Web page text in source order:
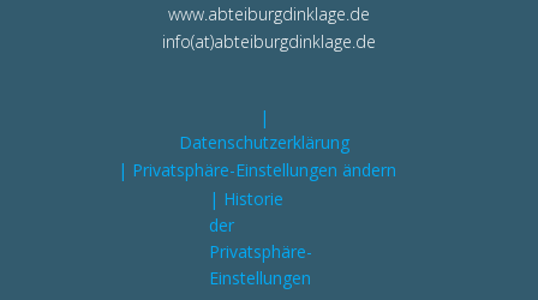
www.abteiburgdinklage.de
info(at)abteiburgdinklage.de
|
Datenschutzerklärung
| Privatsphäre-Einstellungen ändern
| Historie
der
Privatsphäre-
Einstellungen